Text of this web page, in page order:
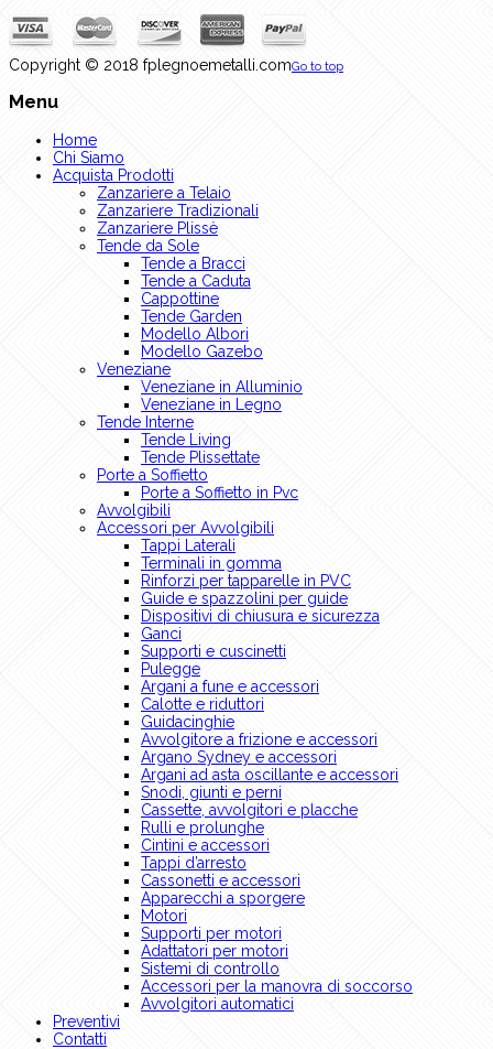
Copyright © 2018 fplegnoemetalli.comGo to top
Menu
Home
Chi Siamo
Acquista Prodotti
Zanzariere a Telaio
Zanzariere Tradizionali
Zanzariere Plissè
Tende da Sole
Tende a Bracci
Tende a Caduta
Cappottine
Tende Garden
Modello Albori
Modello Gazebo
Veneziane
Veneziane in Alluminio
Veneziane in Legno
Tende Interne
Tende Living
Tende Plissettate
Porte a Soffietto
Porte a Soffietto in Pvc
Avvolgibili
Accessori per Avvolgibili
Tappi Laterali
Terminali in gomma
Rinforzi per tapparelle in PVC
Guide e spazzolini per guide
Dispositivi di chiusura e sicurezza
Ganci
Supporti e cuscinetti
Pulegge
Argani a fune e accessori
Calotte e riduttori
Guidacinghie
Avvolgitore a frizione e accessori
Argano Sydney e accessori
Argani ad asta oscillante e accessori
Snodi, giunti e perni
Cassette, avvolgitori e placche
Rulli e prolunghe
Cintini e accessori
Tappi d’arresto
Cassonetti e accessori
Apparecchi a sporgere
Motori
Supporti per motori
Adattatori per motori
Sistemi di controllo
Accessori per la manovra di soccorso
Avvolgitori automatici
Preventivi
Contatti